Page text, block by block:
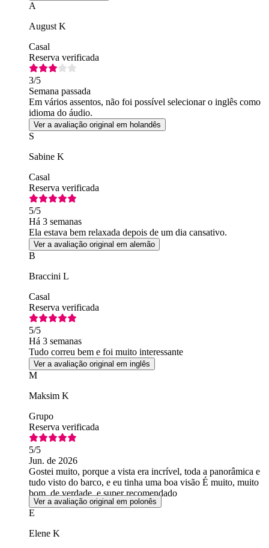
A
August K
Casal
Reserva verificada
3/5
Semana passada
Em vários assentos, não foi possível selecionar o inglês como
idioma do áudio.
Ver a avaliação original em holandês
S
Sabine K
Casal
Reserva verificada
5/5
Há 3 semanas
Ela estava bem relaxada depois de um dia cansativo.
Ver a avaliação original em alemão
B
Braccini L
Casal
Reserva verificada
5/5
Há 3 semanas
Tudo correu bem e foi muito interessante
Ver a avaliação original em inglês
M
Maksim K
Grupo
Reserva verificada
5/5
Jun. de 2026
Gostei muito, porque a vista era incrível, toda a panorâmica e
tudo visto do barco, e eu tinha uma boa visão É muito, muito
bom, de verdade, e super recomendado
Ver a avaliação original em polonês
E
Elene K